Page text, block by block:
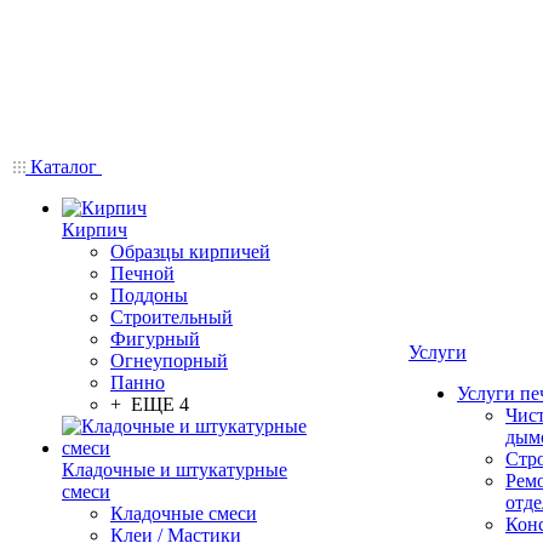
Каталог
Кирпич
Образцы кирпичей
Печной
Поддоны
Строительный
Фигурный
Огнеупорный
Панно
+ ЕЩЕ 4
Кладочные и штукатурные
смеси
Кладочные смеси
Клеи / Мастики
Услуги
Услуги